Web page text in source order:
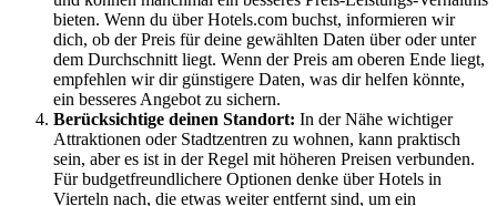
bieten. Wenn du über Hotels.com buchst, informieren wir
dich, ob der Preis für deine gewählten Daten über oder unter
dem Durchschnitt liegt. Wenn der Preis am oberen Ende liegt,
empfehlen wir dir günstigere Daten, was dir helfen könnte,
ein besseres Angebot zu sichern.
Berücksichtige deinen Standort: In der Nähe wichtiger
Attraktionen oder Stadtzentren zu wohnen, kann praktisch
sein, aber es ist in der Regel mit höheren Preisen verbunden.
Für budgetfreundlichere Optionen denke über Hotels in
Vierteln nach, die etwas weiter entfernt sind, um ein